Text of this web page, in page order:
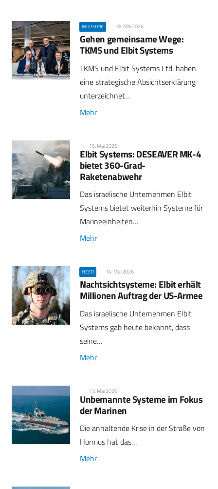
INDUSTRIE 18. Mai 2026
Gehen gemeinsame Wege:
TKMS und Elbit Systems
TKMS und Elbit Systems Ltd. haben
eine strategische Absichtserklärung
unterzeichnet…
Mehr
15. Mai 2026
Elbit Systems: DESEAVER MK-4
bietet 360-Grad-
Raketenabwehr
Das israelische Unternehmen Elbit
Systems bietet weiterhin Systeme für
Marineeinheiten…
Mehr
HEER 14. Mai 2026
Nachtsichtsysteme: Elbit erhält
Millionen Auftrag der US-Armee
Das israelische Unternehmen Elbit
Systems gab heute bekannt, dass
seine…
Mehr
13. Mai 2026
Unbemannte Systeme im Fokus
der Marinen
Die anhaltende Krise in der Straße von
Hormus hat das…
Mehr